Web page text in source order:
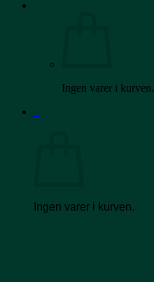
Ingen varer i kurven.
Ingen varer i kurven.